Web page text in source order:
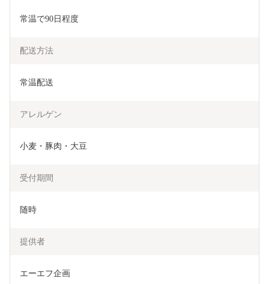
常温で90日程度
配送方法
常温配送
アレルゲン
小麦・豚肉・大豆
受付期間
随時
提供者
エーエフ企画